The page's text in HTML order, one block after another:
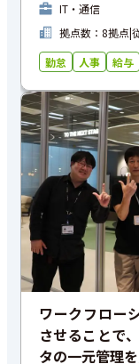
IT・通信
拠点数：8拠点|
勤怠
人事 給与
ワークフロー
させることで
タの一元管理